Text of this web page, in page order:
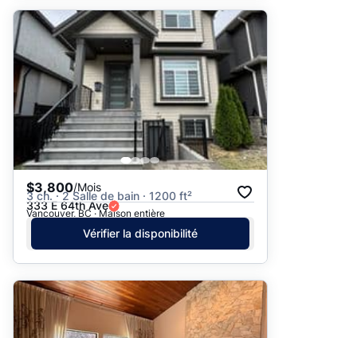
$3,800/Mois
3 ch. · 2 Salle de bain · 1200 ft²
333 E 64th Ave
Vancouver, BC · Maison entière
Vérifier la disponibilité